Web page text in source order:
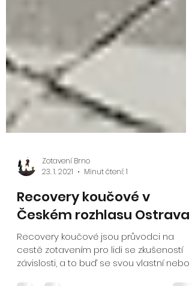
Zotavení Brno
23. 1. 2021
Minut čtení: 1
Recovery koučové v
Českém rozhlasu Ostrava
Recovery koučové jsou průvodci na